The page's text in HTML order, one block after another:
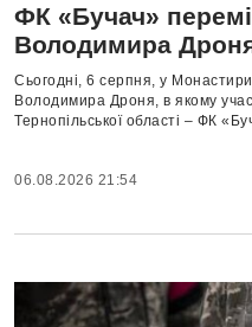
ФК «Бучач»
Володимира
Сьогодні, 6 серпня, у
Володимира Дроня, в якому
Тернопільської області – ФК
06.08.2026 21:54